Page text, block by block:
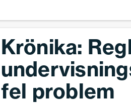
Krönika:
fel problem